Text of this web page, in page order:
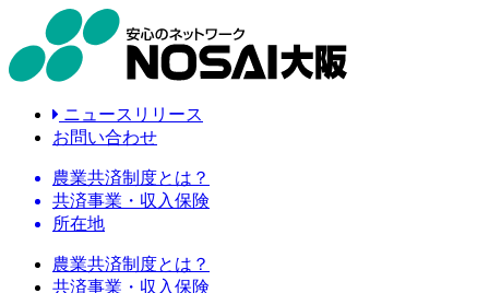
ニュースリリース
お問い合わせ
農業共済制度とは？
共済事業・収入保険
所在地
農業共済制度とは？
共済事業・収入保険